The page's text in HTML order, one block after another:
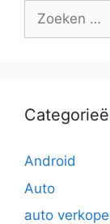
Zoek
Android
Auto
auto